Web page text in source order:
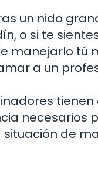
un nido
o si te
manejarlo tú
a un
tienen
necesarios
de